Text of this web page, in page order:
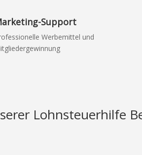
Support
Werbemittel und
Lohnsteuerhilfe